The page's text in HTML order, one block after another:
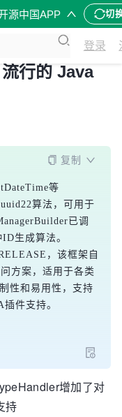
源中国APP 切
登录
行的 Java
复制
等
算法，可用于
已调
生成算法。
，该框架自
方案，适用于各类
性和易用性，支持
件支持。
增加了对
持